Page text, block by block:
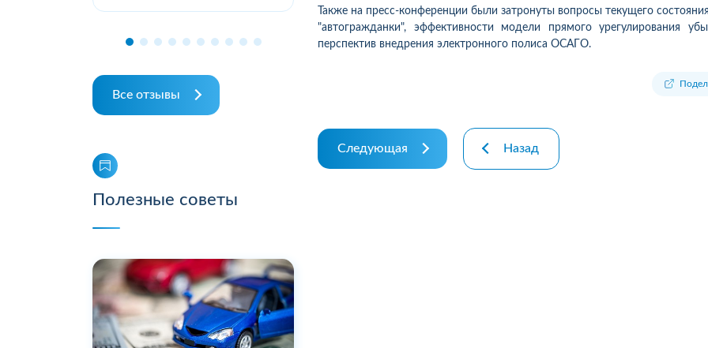
місяці жодного повідомлення
Все отзывы
Полезные советы
Также на пресс-конференции были затронуты вопросы текущего
"автогражданки", эффективности модели прямого урегулирования
перспектив внедрения электронного полиса ОСАГО.
Следующая Назад